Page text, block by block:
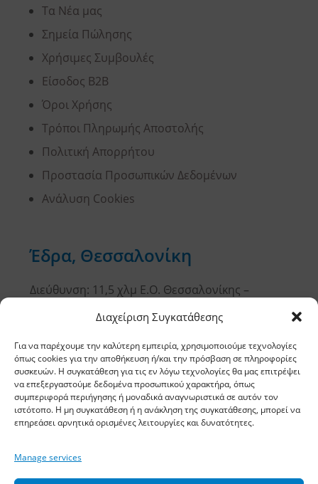
Διαχείριση Συγκατάθεσης
Για να παρέχουμε την καλύτερη εμπειρία, χρησιμοποιούμε τεχνολογίες
όπως cookies για την αποθήκευση ή/και την πρόσβαση σε πληροφορίες
συσκευών. Η συγκατάθεση για τις εν λόγω τεχνολογίες θα μας επιτρέψει
να επεξεργαστούμε δεδομένα προσωπικού χαρακτήρα, όπως
συμπεριφορά περιήγησης ή μοναδικά αναγνωριστικά σε αυτόν τον
ιστότοπο. Η μη συγκατάθεση ή η ανάκληση της συγκατάθεσης, μπορεί να
επηρεάσει αρνητικά ορισμένες λειτουργίες και δυνατότητες.
Manage services
Τα Νέα μας
Σημεία Πώλησης
Χρήσιμες Συμβουλές
Είσοδος B2B
Όροι Χρήσης
Τρόποι Πληρωμής Αποστολής
Πολιτική Απορρήτου
Προστασία Προσωπικών Δεδομένων
Ανάλυση Cookies
Έδρα, Θεσσαλονίκη
Διεύθυνση: 11,5 χλμ Ε.Ο. Θεσσαλονίκης –
Τηλέφωνο: 2310 778822 23
Φαξ: 2310 778824
Email:waterpik@otenet.gr
Διεύθυνση: Σταδίου 60, Αθήνα, ΤΚ 10564